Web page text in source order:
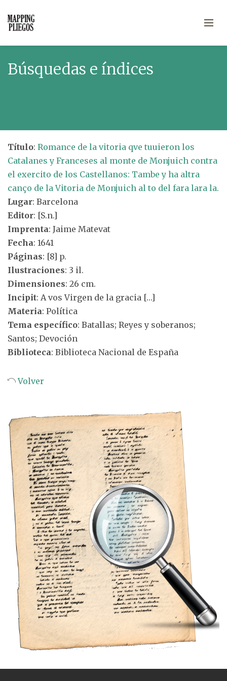
Búsquedas e índices
Título: Romance de la vitoria qve tuuieron los
Catalanes y Franceses al monte de Monjuich contra
el exercito de los Castellanos: Tambe y ha altra
canço de la Vitoria de Monjuich al to del fara lara la.
Lugar: Barcelona
Editor: [S.n.]
Imprenta: Jaime Matevat
Fecha: 1641
Páginas: [8] p.
Ilustraciones: 3 il.
Dimensiones: 26 cm.
Incipit: A vos Virgen de la gracia […]
Materia: Política
Tema específico: Batallas; Reyes y soberanos;
Santos; Devoción
Biblioteca: Biblioteca Nacional de España
Volver